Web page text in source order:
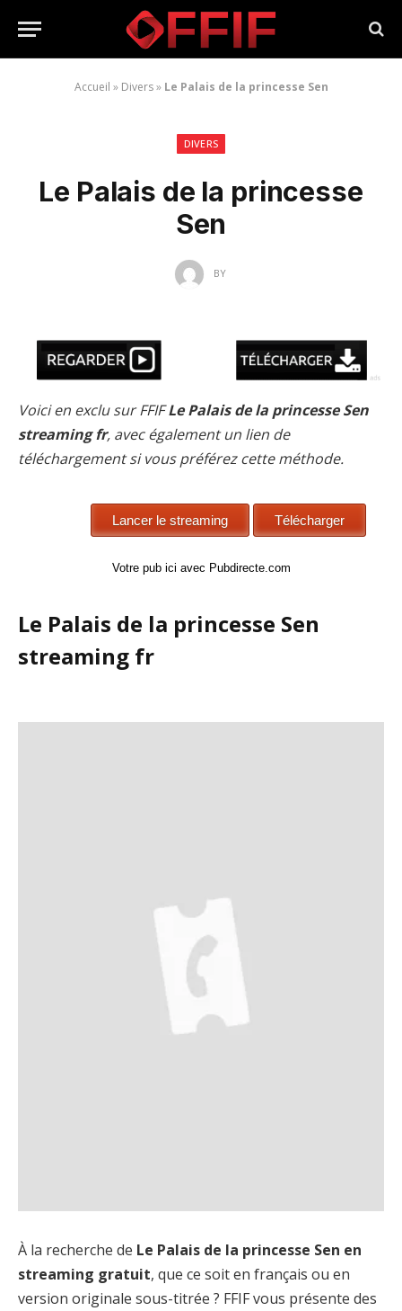
Accueil » Divers» Le Palais de la princesse Sen
DIVERS
Le Palais de la princesse
Sen
BY
Voici en exclu sur FFIFLe Palais de la princesse Sen
streaming fr, avec également un lien de
téléchargement si vous préférez cette méthode.
Votre pub ici avec Pubdirecte.com
Le Palais de la princesse Sen
streaming fr
À la recherche de Le Palais de la princesse Sen en
streaming gratuit, que ce soit en français ou en
version originale sous-titrée ? FFIF vous présente des